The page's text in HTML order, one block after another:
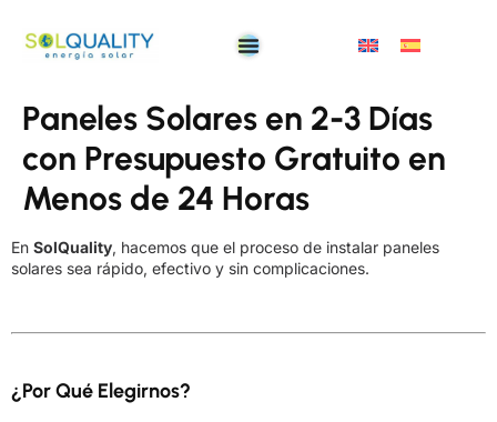
Paneles Solares en 2-3 Días
con Presupuesto Gratuito en
Menos de 24 Horas
En SolQuality, hacemos que el proceso de instalar paneles
solares sea rápido, efectivo y sin complicaciones.
¿Por Qué Elegirnos?